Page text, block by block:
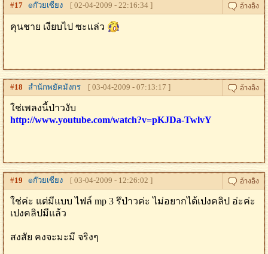
#17 ๏ก๊วยเซียง [ 02-04-2009 - 22:16:34 ]
คุนชาย เงียบไป ซะแล่ว
#18 สำนักพยัคมังกร [ 03-04-2009 - 07:13:17 ]
ใช่เพลงนี้ป่าวงับ
http://www.youtube.com/watch?v=pKJDa-TwlvY
#19 ๏ก๊วยเซียง [ 03-04-2009 - 12:26:02 ]
ใช่ค่ะ แต่มีแบบ ไฟล์ mp 3 รึป่าวค่ะ ไม่อยากได้เปงคลิป อ่ะค่ะ
เปงคลิปมีแล้ว
สงสัย คงจะมะมี จริงๆ